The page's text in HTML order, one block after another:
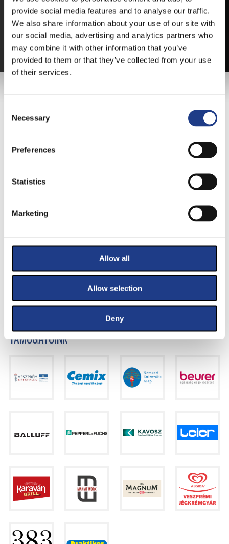
provide social media features and to analyse our traffic.
We also share information about your use of our site with
our social media, advertising and analytics partners who
may combine it with other information that you’ve
provided to them or that they’ve collected from your use
of their services.
Necessary
Preferences
Statistics
Marketing
Allow all
Allow selection
Deny
VÁLTSA MEG JEGYÉT ONLINE, BANKKÁRTYÁS
FIZETÉSSEL!
A JEGYVÁSÁRLÁSI INFORMÁCIÓKAT ITT TALÁLJA.
TÁMOGATÓINK